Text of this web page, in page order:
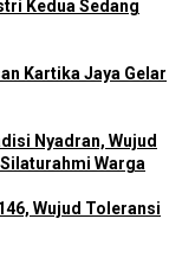
Kedua Sedang
Kartika Jaya Gelar
Nyadran, Wujud
Warga
Wujud Toleransi